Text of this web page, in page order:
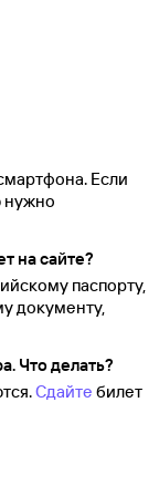
Если
нужно
на сайте?
паспорту,
документу,
Что делать?
Сдайте билет